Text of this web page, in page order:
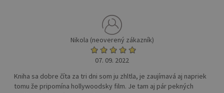
Nikola (neoverený zákazník)
07. 09. 2022
Kniha sa dobre číta za tri dni som ju zhltla, je zaujímavá aj napriek
tomu že pripomína hollywoodsky film. Je tam aj pár pekných